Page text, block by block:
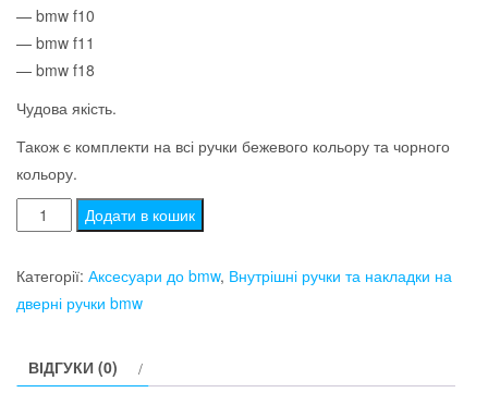
— bmw f10
— bmw f11
— bmw f18
Чудова якість.
Також є комплекти на всі ручки бежевого кольору та чорного
кольору.
Комплект
внутрішніх
bmw
f10
Додати в кошик
Категорії: Аксесуари до bmw, Внутрішні ручки та накладки на
дверні ручки bmw
ВІДГУКИ (0)